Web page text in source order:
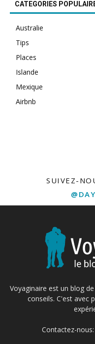
CATEGORIES
Australie
Tips
Places
Islande
Mexique
Airbnb
SUIVEZ-
Voyaginaire est un blog
conseils. C'est avec
Contactez-nous: